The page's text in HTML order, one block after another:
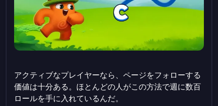
アクティブなプレイヤーなら、ページをフォローする
価値は十分ある。ほとんどの人がこの方法で週に数百
ロールを手に入れているんだ。